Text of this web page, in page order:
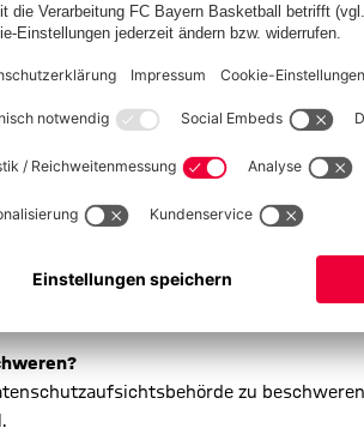
würde dieses Recht ohne
7 Abs. 3 DSGVO)
folgendem Link:
https://
zu